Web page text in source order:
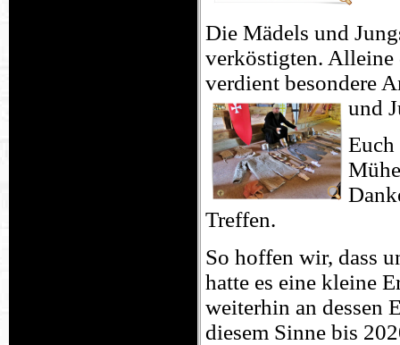
Die Mädels und
verköstigten. Alleine
verdient besondere
und
Treffen.
So hoffen wir, dass
hatte es eine kleine
weiterhin an dessen
diesem Sinne bis